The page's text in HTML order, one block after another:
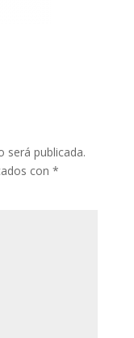
será publicada.
con *